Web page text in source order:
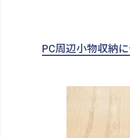
PC周辺小物収納